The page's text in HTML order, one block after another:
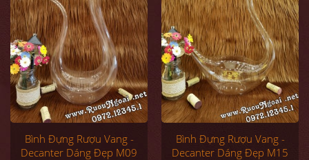
Bình Đựng Rượu Vang -
Decanter Dáng Đẹp M09
Bình Đựng Rượu Vang -
Decanter Dáng Đẹp M15